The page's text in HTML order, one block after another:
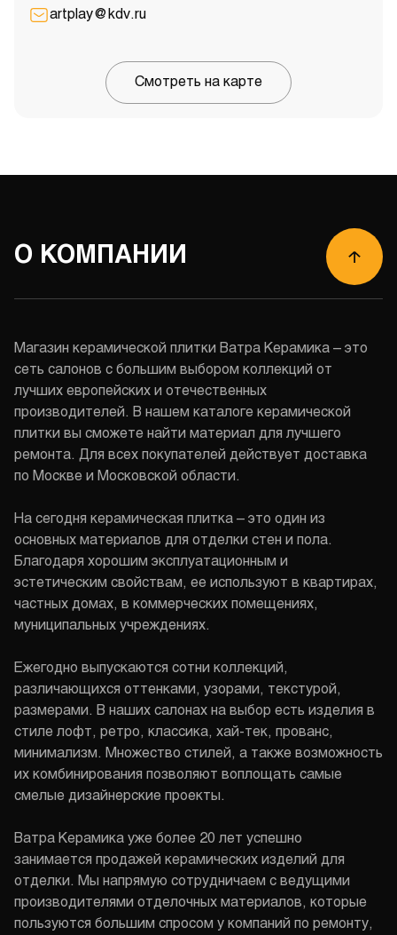
artplay@kdv.ru
Смотреть на карте
О КОМПАНИИ
Магазин керамической плитки Ватра Керамика – это
сеть салонов с большим выбором коллекций от
лучших европейских и отечественных
производителей. В нашем каталоге керамической
плитки вы сможете найти материал для лучшего
ремонта. Для всех покупателей действует доставка
по Москве и Московской области.
На сегодня керамическая плитка – это один из
основных материалов для отделки стен и пола.
Благодаря хорошим эксплуатационным и
эстетическим свойствам, ее используют в квартирах,
частных домах, в коммерческих помещениях,
муниципальных учреждениях.
Ежегодно выпускаются сотни коллекций,
различающихся оттенками, узорами, текстурой,
размерами. В наших салонах на выбор есть изделия в
стиле лофт, ретро, классика, хай-тек, прованс,
минимализм. Множество стилей, а также возможность
их комбинирования позволяют воплощать самые
смелые дизайнерские проекты.
Ватра Керамика уже более 20 лет успешно
занимается продажей керамических изделий для
отделки. Мы напрямую сотрудничаем с ведущими
производителями отделочных материалов, которые
пользуются большим спросом у компаний по ремонту,